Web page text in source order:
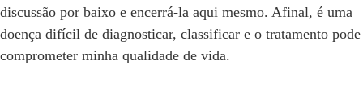
discussão por baixo e encerrá-la aqui mesmo. Afinal, é uma
doença difícil de diagnosticar, classificar e o tratamento pode
comprometer minha qualidade de vida.